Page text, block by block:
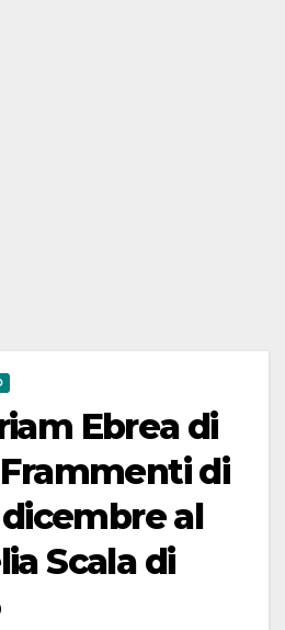
Ebrea di
di
dicembre al
Scala di